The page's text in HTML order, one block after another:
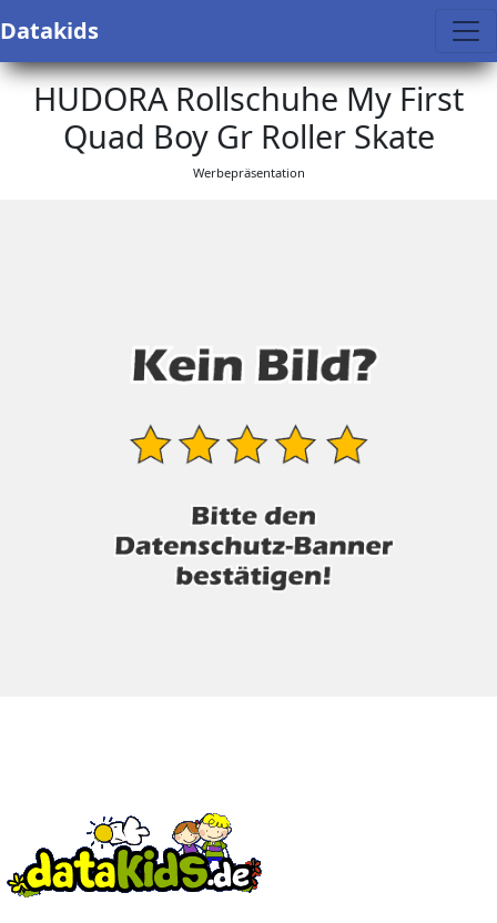
Datakids
HUDORA Rollschuhe My First
Quad Boy Gr Roller Skate
Werbepräsentation